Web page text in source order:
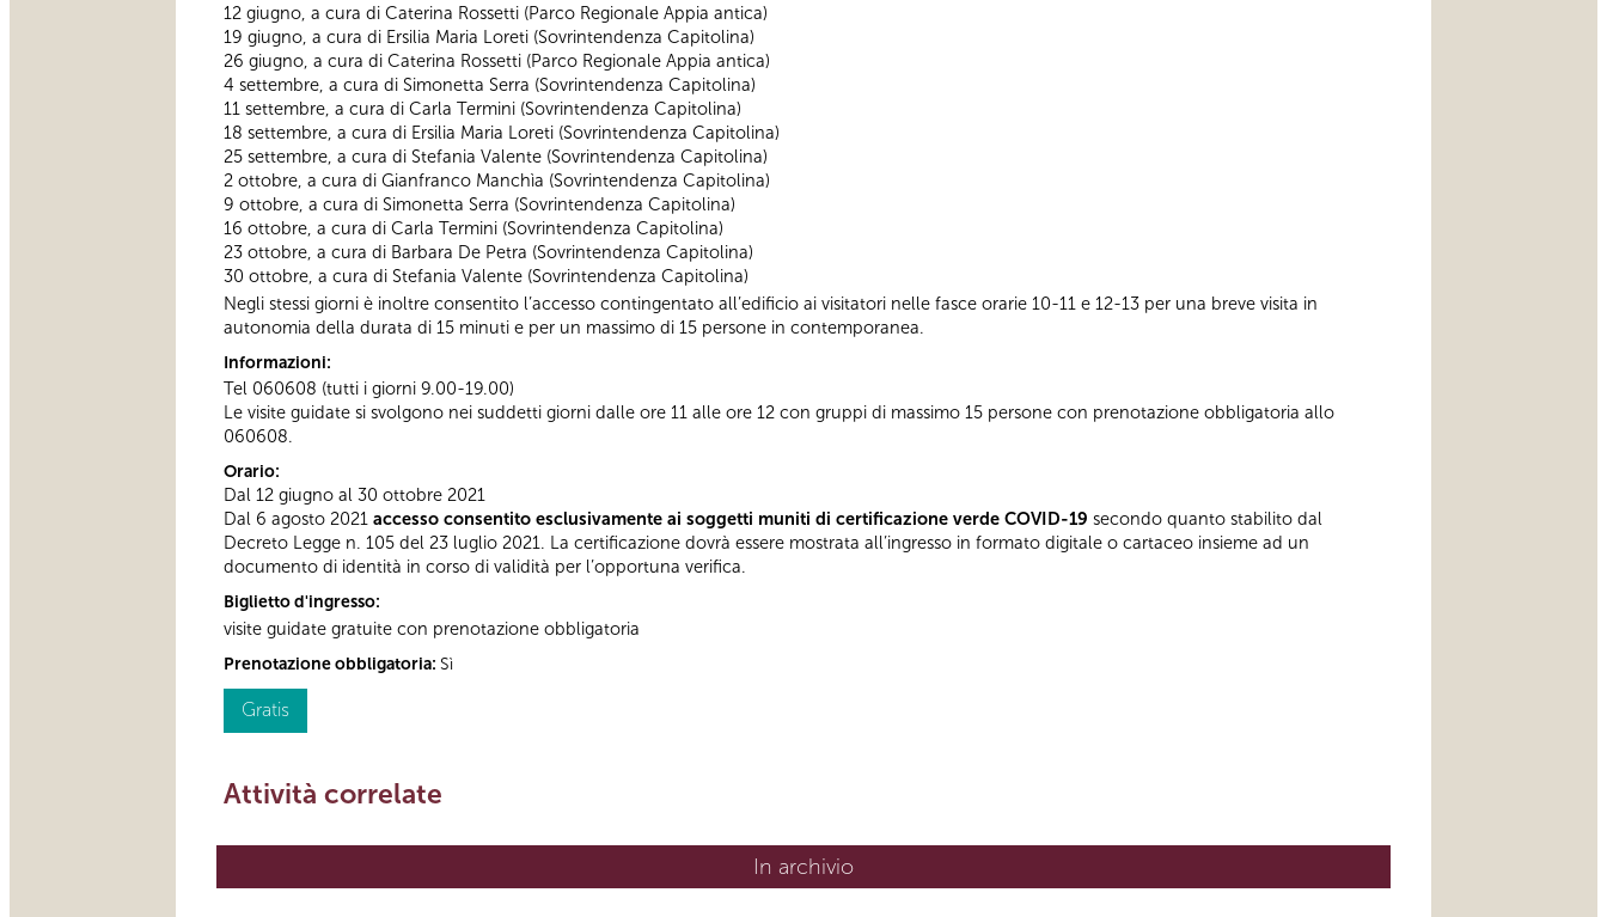
12 giugno, a cura di Caterina Rossetti (Parco Regionale Appia antica)
19 giugno, a cura di Ersilia Maria Loreti (Sovrintendenza Capitolina)
26 giugno, a cura di Caterina Rossetti (Parco Regionale Appia antica)
4 settembre, a cura di Simonetta Serra (Sovrintendenza Capitolina)
11 settembre, a cura di Carla Termini (Sovrintendenza Capitolina)
18 settembre, a cura di Ersilia Maria Loreti (Sovrintendenza Capitolina)
25 settembre, a cura di Stefania Valente (Sovrintendenza Capitolina)
2 ottobre, a cura di Gianfranco Manchìa (Sovrintendenza Capitolina)
9 ottobre, a cura di Simonetta Serra (Sovrintendenza Capitolina)
16 ottobre, a cura di Carla Termini (Sovrintendenza Capitolina)
23 ottobre, a cura di Barbara De Petra (Sovrintendenza Capitolina)
30 ottobre, a cura di Stefania Valente (Sovrintendenza Capitolina)
Negli stessi giorni è inoltre consentito l’accesso contingentato all’edificio ai visitatori nelle fasce orarie 10-11 e 12-13 per una breve visita in
autonomia della durata di 15 minuti e per un massimo di 15 persone in contemporanea.
Informazioni:
Tel 060608 (tutti i giorni 9.00-19.00)
Le visite guidate si svolgono nei suddetti giorni dalle ore 11 alle ore 12 con gruppi di massimo 15 persone con prenotazione obbligatoria allo
060608.
Orario:
Dal 12 giugno al 30 ottobre 2021
Dal 6 agosto 2021 accesso consentito esclusivamente ai soggetti muniti di certificazione verde COVID-19 secondo quanto stabilito dal
Decreto Legge n. 105 del 23 luglio 2021. La certificazione dovrà essere mostrata all’ingresso in formato digitale o cartaceo insieme ad un
documento di identità in corso di validità per l’opportuna verifica.
Biglietto d'ingresso:
visite guidate gratuite con prenotazione obbligatoria
Prenotazione obbligatoria: Sì
Gratis
Attività correlate
In archivio